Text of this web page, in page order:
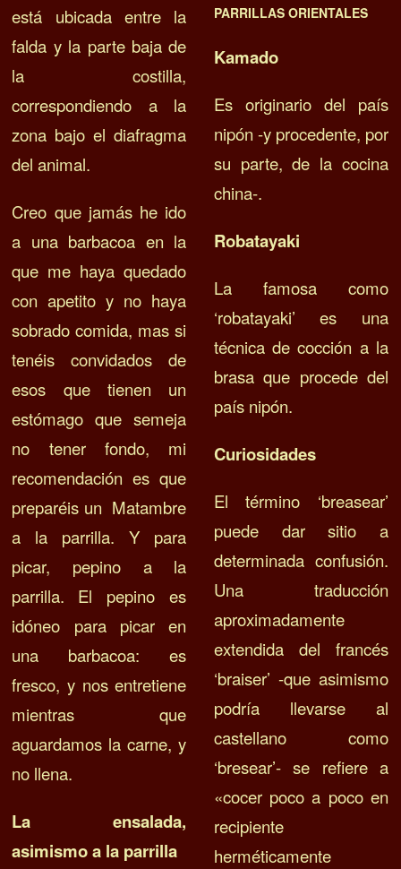
está ubicada entre la
falda y la parte baja de
la costilla,
correspondiendo a la
zona bajo el diafragma
del animal.
Creo que jamás he ido
a una barbacoa en la
que me haya quedado
con apetito y no haya
sobrado comida, mas si
tenéis convidados de
esos que tienen un
estómago que semeja
no tener fondo, mi
recomendación es que
preparéis un Matambre
a la parrilla. Y para
picar, pepino a la
parrilla. El pepino es
idóneo para picar en
una barbacoa: es
fresco, y nos entretiene
mientras que
aguardamos la carne, y
no llena.
La ensalada,
asimismo a la parrilla
PARRILLAS ORIENTALES
Kamado
Es originario del país
nipón -y procedente, por
su parte, de la cocina
china-.
Robatayaki
La famosa como
‘robatayaki’ es una
técnica de cocción a la
brasa que procede del
país nipón.
Curiosidades
El término ‘breasear’
puede dar sitio a
determinada confusión.
Una traducción
aproximadamente
extendida del francés
‘braiser’ -que asimismo
podría llevarse al
castellano como
‘bresear’- se refiere a
«cocer poco a poco en
recipiente
herméticamente